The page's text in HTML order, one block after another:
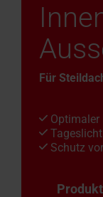
Für
Optimaler
Schutz